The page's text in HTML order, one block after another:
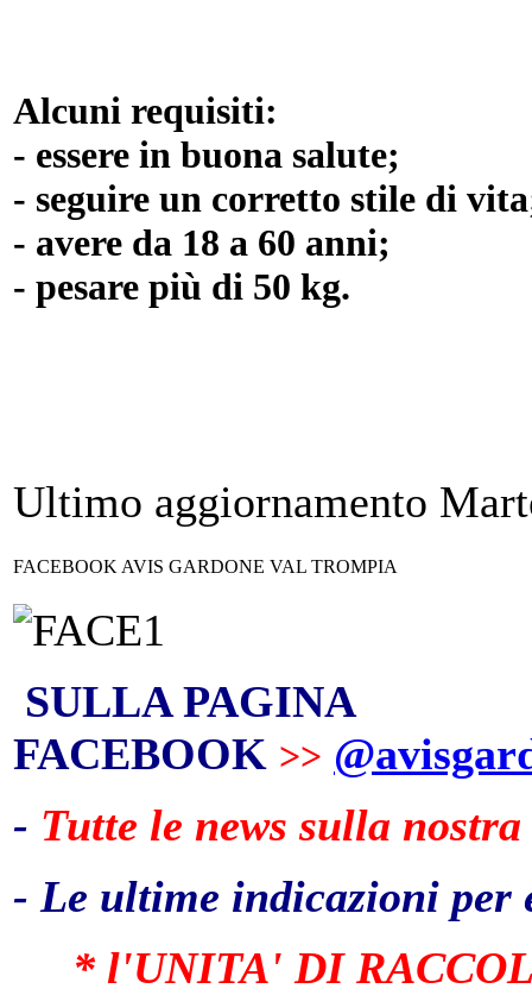
Alcuni requisiti:
- essere in buona salute;
- seguire un corretto stile di
- avere da 18 a 60 anni;
- pesare più di 50 kg.
Ultimo aggiornamento
FACEBOOK AVIS GARDONE VAL TROMPIA
SULLA PAGINA
FACEBOOK >>
- Tutte le news sulla nostra
- Le ultime indicazioni per
* l'UNITA' DI